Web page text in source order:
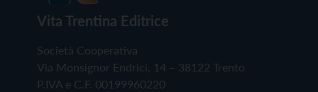
Vita Trentina Editrice
Società Cooperativa
Via Monsignor Endrici, 14 – 38122 Trento
P.IVA e C.F. 00199960220